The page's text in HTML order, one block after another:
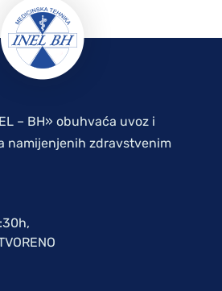
– BH» obuhvaća uvoz i
namijenjenih zdravstvenim